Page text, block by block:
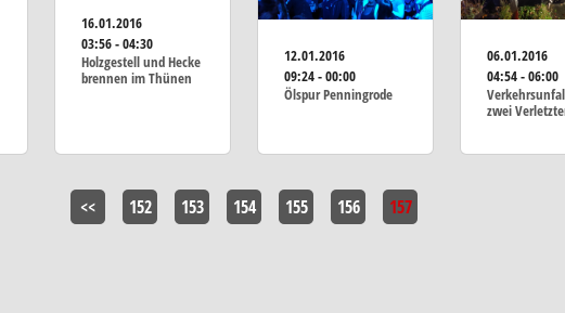
16.01.2016
03:56 - 04:30
Holzgestell und Hecke
brennen im Thünen
12.01.2016
09:24 - 00:00
Ölspur Penningrode
06.01.2016
04:54 - 06:00
zwei
<< 152 153 154 155 156 157